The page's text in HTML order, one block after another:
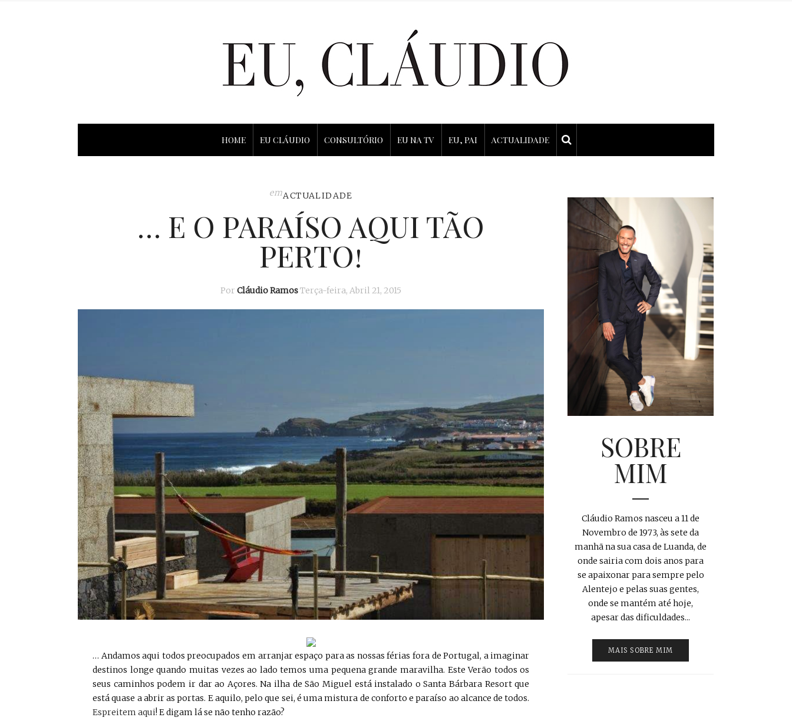
HOME EU CLÁUDIO CONSULTÓRIO EU NA TV EU, PAI ACTUALIDADE
emACTUALIDADE
… E O PARAÍSO AQUI TÃO
PERTO!
PorCláudio RamosTerça-feira, Abril 21, 2015
… Andamos aqui todos preocupados em arranjar espaço para as nossas férias fora de Portugal, a imaginar
destinos longe quando muitas vezes ao lado temos uma pequena grande maravilha. Este Verão todos os
seus caminhos podem ir dar ao Açores. Na ilha de São Miguel está instalado o Santa Bárbara Resort que
está quase a abrir as portas. E aquilo, pelo que sei, é uma mistura de conforto e paraíso ao alcance de todos.
Espreitem aqui! E digam lá se não tenho razão?
SOBRE
MIM
Cláudio Ramos nasceu a 11 de
Novembro de 1973, às sete da
manhã na sua casa de Luanda, de
onde sairia com dois anos para
se apaixonar para sempre pelo
Alentejo e pelas suas gentes,
onde se mantém até hoje,
apesar das dificuldades...
MAIS SOBRE MIM